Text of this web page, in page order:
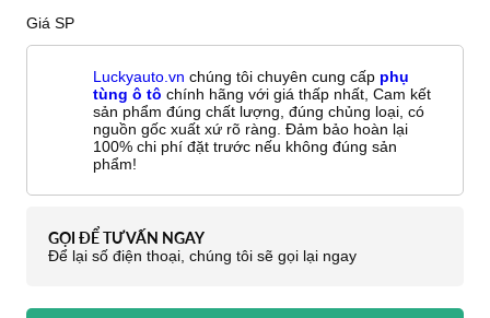
Giá SP
Luckyauto.vn chúng tôi chuyên cung cấp phụ
tùng ô tô chính hãng với giá thấp nhất, Cam kết
sản phẩm đúng chất lượng, đúng chủng loại, có
nguồn gốc xuất xứ rõ ràng. Đảm bảo hoàn lại
100% chi phí đặt trước nếu không đúng sản
phẩm!
GỌI ĐỂ TƯ VẤN NGAY
Để lại số điện thoại, chúng tôi sẽ gọi lại ngay